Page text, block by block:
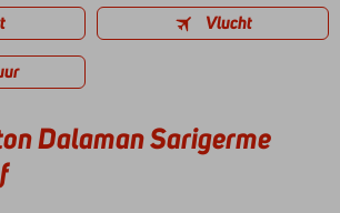
Vlucht
Dalaman Sarigerme